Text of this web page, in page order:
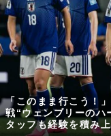
「このまま行こう！
戦“ウェンブリーの
タッフも経験を積み